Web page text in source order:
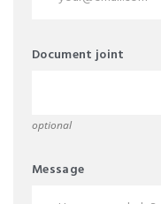
Document joint
optional
Message